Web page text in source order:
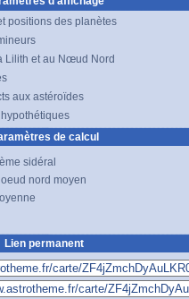
positions des planètes
Lilith et au Nœud Nord
aux astéroïdes
de calcul
sidéral
nord moyen
Lien permanent